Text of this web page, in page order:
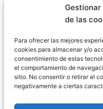
de las
Para ofrecer las mejores
cookies para almacenar y/o
consentimiento de estas
el comportamiento de
sitio. No consentir o retirar el
negativamente a ciertas
fallecimiento del
¿Qué
inventario